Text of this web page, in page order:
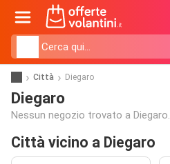
Città Diegaro
Diegaro
Nessun negozio trovato a Diegaro.
Città vicino a Diegaro